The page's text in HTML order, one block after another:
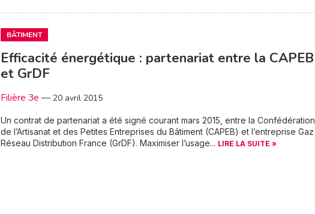
BÂTIMENT
Efficacité énergétique : partenariat entre la CAPEB
et GrDF
Filière 3e — 20 avril 2015
Un contrat de partenariat a été signé courant mars 2015, entre la Confédération
de l’Artisanat et des Petites Entreprises du Bâtiment (CAPEB) et l’entreprise Gaz
Réseau Distribution France (GrDF). Maximiser l’usage... LIRE LA SUITE »